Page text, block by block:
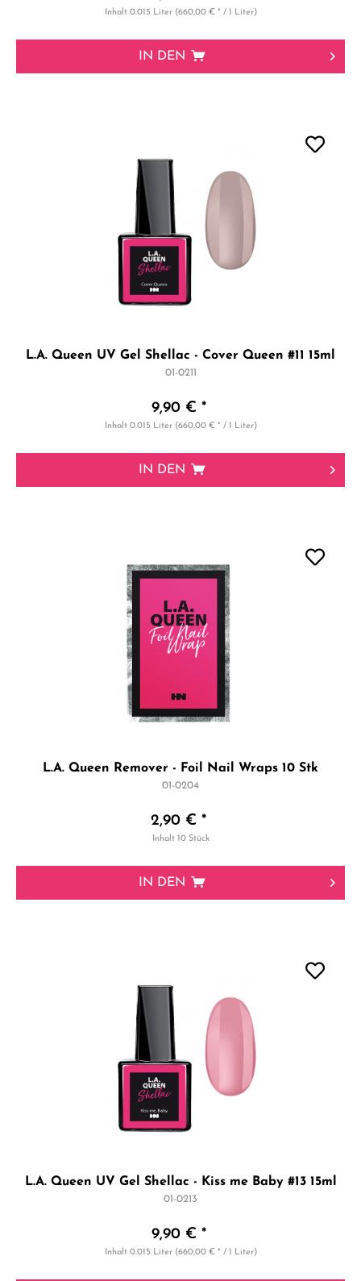
Inhalt 0.015 Liter (660,00 € * / 1 Liter)
IN DEN
L.A. Queen UV Gel Shellac - Cover Queen #11 15ml
01-0211
9,90 € *
Inhalt 0.015 Liter (660,00 € * / 1 Liter)
IN DEN
L.A. Queen Remover - Foil Nail Wraps 10 Stk
01-0204
2,90 € *
Inhalt 10 Stück
IN DEN
L.A. Queen UV Gel Shellac - Kiss me Baby #13 15ml
01-0213
9,90 € *
Inhalt 0.015 Liter (660,00 € * / 1 Liter)